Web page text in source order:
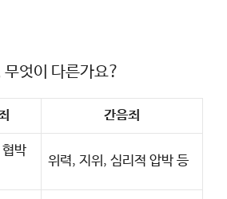
엇이 다른가요?
간음죄
박
위력, 지위, 심리적 압박 등